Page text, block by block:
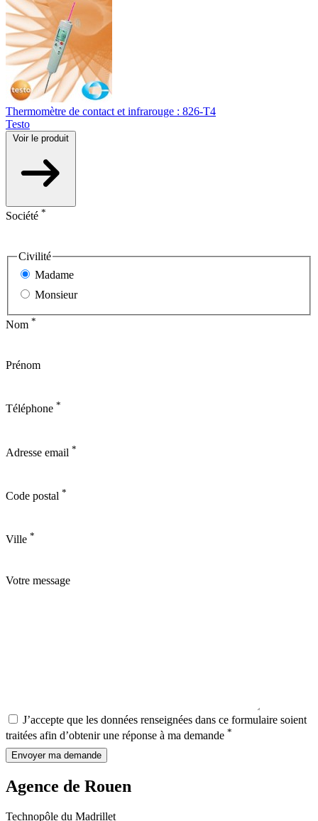
Thermomètre de contact et infrarouge : 826-T4
Testo
Voir le produit
Société *
Civilité
Madame
Monsieur
Nom *
Prénom
Téléphone *
Adresse email *
Code postal *
Ville *
Votre message
J’accepte que les données renseignées dans ce formulaire soient
traitées afin d’obtenir une réponse à ma demande *
Envoyer ma demande
Agence de Rouen
Technopôle du Madrillet